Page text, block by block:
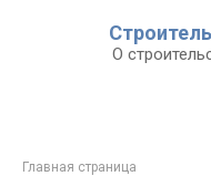
О
Главная страница